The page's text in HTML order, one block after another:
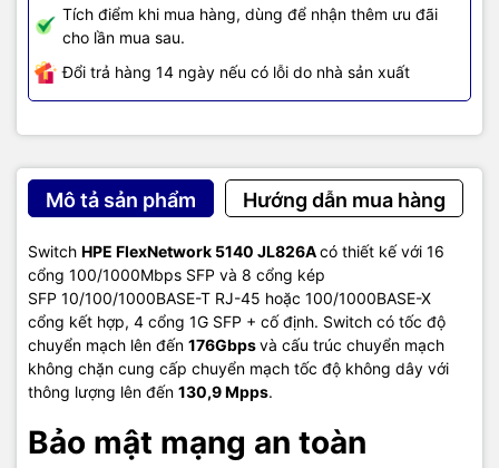
Tích điểm khi mua hàng, dùng để nhận thêm ưu đãi
cho lần mua sau.
Đổi trả hàng 14 ngày nếu có lỗi do nhà sản xuất
Mô tả sản phẩm Hướng dẫn mua hàng
Switch HPE FlexNetwork 5140 JL826Acó thiết kế với 16
cổng 100/1000Mbps SFP và 8 cổng kép
SFP 10/100/1000BASE-T RJ-45 hoặc 100/1000BASE-X
cổng kết hợp, 4 cổng 1G SFP + cố định. Switch có tốc độ
chuyển mạch lên đến 176Gbpsvà cấu trúc chuyển mạch
không chặn cung cấp chuyển mạch tốc độ không dây với
thông lượng lên đến 130,9 Mpps.
Bảo mật mạng an toàn
10 Gbps Latency
Throughput 96 Mpps
Routing/Switching
128 Gbps
Routing table size 512 entries (IPv4), 256 entries (IPv6)
MAC address
table size
16384 entries
Environment
Operating
temperature
23°F to 113°F (-5°C to 45°C)